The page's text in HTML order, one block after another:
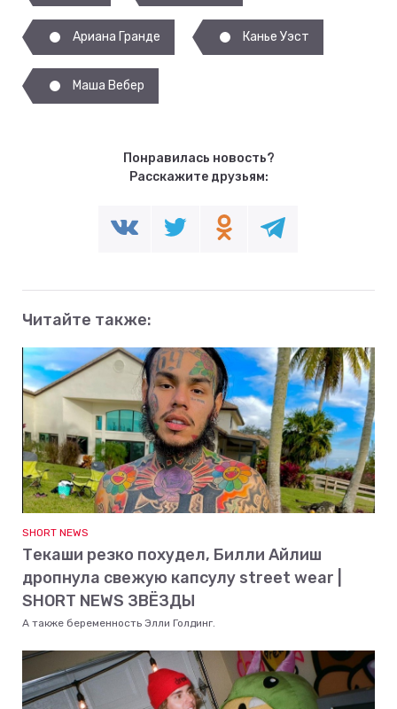
Ариана Гранде Канье Уэст
Маша Вебер
Понравилась новость?
Расскажите друзьям:
Читайте также:
SHORT NEWS
Текаши резко похудел, Билли Айлиш
дропнула свежую капсулу street wear |
SHORT NEWS ЗВЁЗДЫ
А также беременность Элли Голдинг.